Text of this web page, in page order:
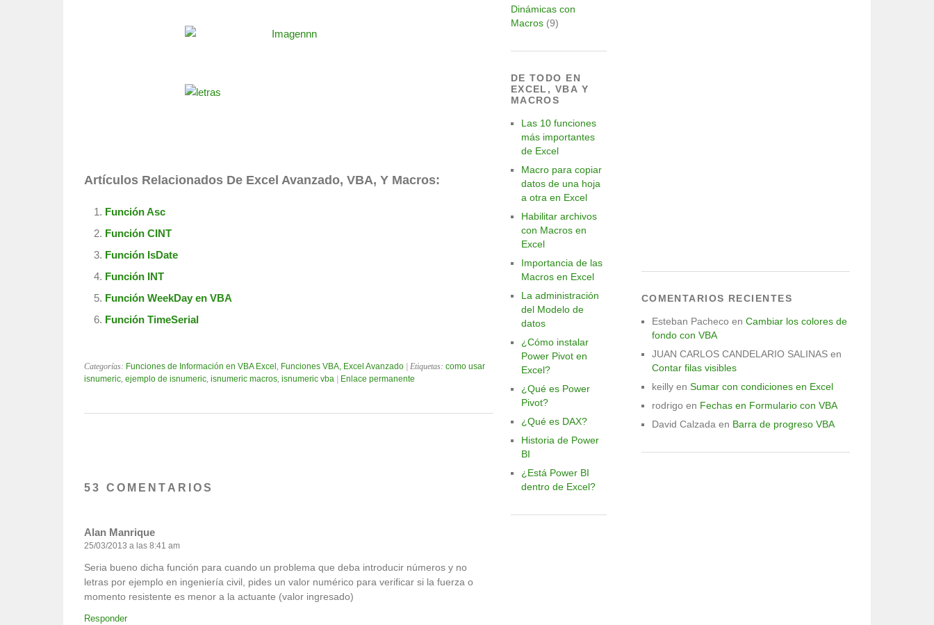
Artículos Relacionados De Excel Avanzado, VBA, Y Macros:
Función Asc
Función CINT
Función IsDate
Función INT
Función WeekDay en VBA
Función TimeSerial
Categorías: Funciones de Información en VBA Excel , Funciones VBA, Excel Avanzado | Etiquetas: como usar
isnumeric, ejemplo de isnumeric, isnumeric macros, isnumeric vba Enlace permanente
53 COMENTARIOS
Alan Manrique
25/03/2013 a las 8:41 am
Seria bueno dicha función para cuando un problema que deba introducir números y no
letras por ejemplo en ingeniería civil, pides un valor numérico para verificar si la fuerza o
momento resistente es menor a la actuante (valor ingresado)
Responder
Dinámicas con
Macros(9)
DE TODO EN
EXCEL, VBA Y
MACROS
Las 10 funciones
más importantes
de Excel
Macro para copiar
datos de una hoja
a otra en Excel
Habilitar archivos
con Macros en
Excel
Importancia de las
Macros en Excel
La administración
del Modelo de
datos
¿Cómo instalar
Power Pivot en
Excel?
¿Qué es Power
Pivot?
¿Qué es DAX?
Historia de Power
BI
¿Está Power BI
dentro de Excel?
COMENTARIOS RECIENTES
Esteban Pacheco en Cambiar los colores de
fondo con VBA
JUAN CARLOS CANDELARIO SALINASen
Contar filas visibles
keillyen Sumar con condiciones en Excel
rodrigo en Fechas en Formulario con VBA
David Calzada en Barra de progreso VBA